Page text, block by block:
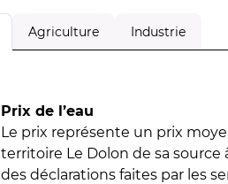
Agriculture Industrie
Prix de l’eau
Le prix représente un prix
territoire Le Dolon de sa source
des déclarations faites par les